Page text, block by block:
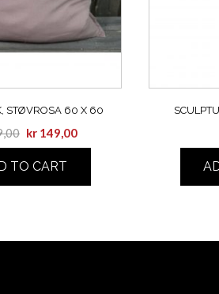
STØVROSA 60 X 60
kr 149,00
TO CART